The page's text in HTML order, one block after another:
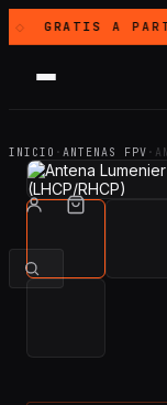
◇ GRATISA
INICIO · ANTENAS FPV ·